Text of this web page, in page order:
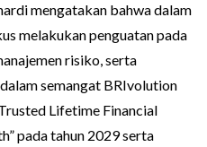
mengatakan bahwa dalam
melakukan penguatan pada
risiko, serta
semangat BRIvolution
Lifetime Financial
pada tahun 2029 serta